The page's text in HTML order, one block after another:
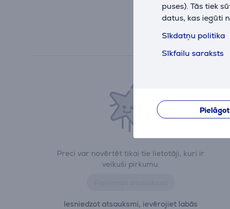
puses). Tās tiek
datus, kas iegūti
Sīkdatņu politika
Sīkfailu saraksts
Pielāgot
Preci var novērtēt tikai tie lietotāji, kuri ir
veikuši pirkumu.
Iesniedzot atsauksmi, ievērojiet labās